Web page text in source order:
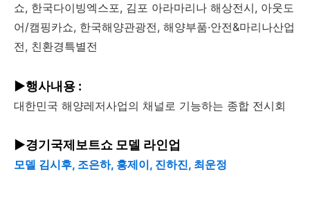
쇼, 한국다이빙엑스포, 김포 아라마리나 해상전시, 아웃도
어/캠핑카쇼, 한국해양관광전, 해양부품·안전&마리나산업
전, 친환경특별전
▶행사내용 :
대한민국 해양레저사업의 채널로 기능하는 종합 전시회
▶경기국제보트쇼 모델 라인업
모델 김시후, 조은하, 홍제이, 진하진, 최운정